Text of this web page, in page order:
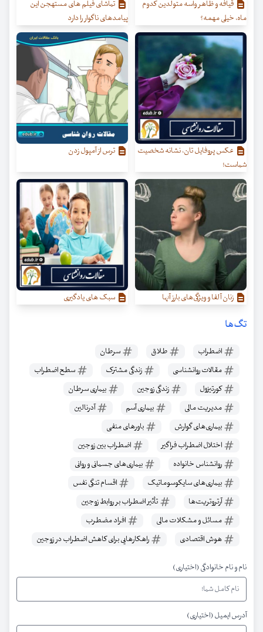
قیافه و ظاهر واسه متولدین کدوم
ماه، خیلی مهمه؟
تماشای فیلم های مستهجن این
پیامدهای ناگوار را دارد
عکس پروفایل تان، نشانه شخصیت
شماست!
ترس از آمپول زدن
زنان آلفا و ویژگی‌‌های بارز آنها سبک های یادگیری
تگ‌ها
اضطراب طلاق
سرطان
مقالات روانشناسی
زندگی مشترک
سطح اضطراب
کورتیزول
زندگی زوجین
بیماری سرطان
مدیریت مالی
بیماری آسم
آدرنالین
بیماری‌های گوارش
باورهای منفی
اختلال اضطراب فراگیر
اضطراب بین زوجین
روانشناس خانواده
بیماری‌های جسمانی و روانی
بیماری‌های سایکوسوماتیک
اقسام تنگی نفس
آرتروتریت‌ها
تأثیر اضطراب بر روابط زوجین
مسائل و مشکلات مالی
افراد مضطرب
هوش اقتصادی
راهکارهایی برای کاهش اضطراب در زوجین
نام و نام خانوادگی (اختیاری)
آدرس ایمیل (اختیاری)